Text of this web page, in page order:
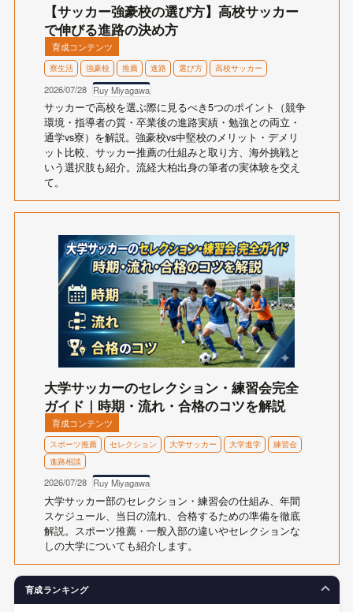
【サッカー強豪校の選び方】高校サッカー
で伸びる進路の決め方
育成コンテンツ
寮生活 強豪校 推薦 進路 選び方 高校サッカー
2026/07/28 Ruy Miyagawa
サッカーで高校を選ぶ際に見るべき5つのポイント（競争
環境・指導者の質・卒業後の進路実績・勉強との両立・
通学vs寮）を解説。強豪校vs中堅校のメリット・デメリ
ット比較、サッカー推薦の仕組みと取り方、海外挑戦と
いう選択肢も紹介。流経大柏出身の筆者の実体験を交え
て。
大学サッカーのセレクション・練習会完全
ガイド｜時期・流れ・合格のコツを解説
育成コンテンツ
スポーツ推薦 セレクション 大学サッカー 大学進学
練習会
進路相談
2026/07/28 Ruy Miyagawa
大学サッカー部のセレクション・練習会の仕組み、年間
スケジュール、当日の流れ、合格するための準備を徹底
解説。スポーツ推薦・一般入部の違いやセレクションな
しの大学についても紹介します。
育成ランキング